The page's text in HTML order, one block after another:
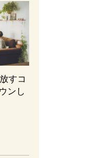
すコ
ンし